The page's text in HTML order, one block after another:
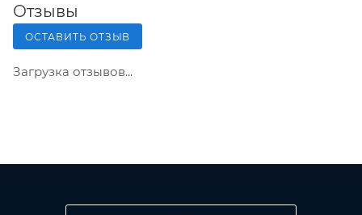
Отзывы
ОСТАВИТЬ ОТЗЫВ
Загрузка отзывов...